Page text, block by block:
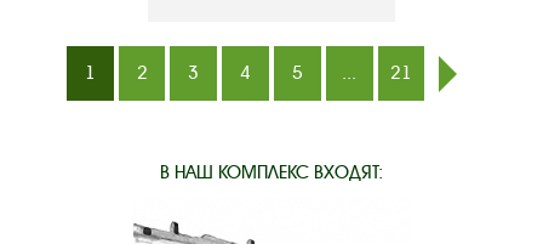
1 2 3 4 5 ...
21
В НАШ КОМПЛЕКС ВХОДЯТ: